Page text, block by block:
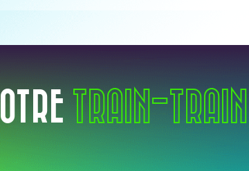
TRAIN-TRAIN